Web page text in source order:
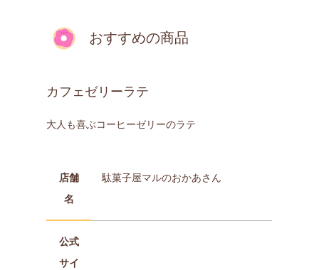
おすすめの商品
カフェゼリーラテ
大人も喜ぶコーヒーゼリーのラテ
店舗
名
駄菓子屋マルのおかあさん
公式
サイ